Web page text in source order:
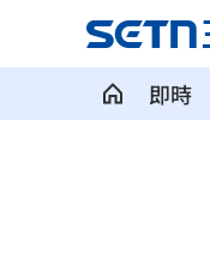
即時